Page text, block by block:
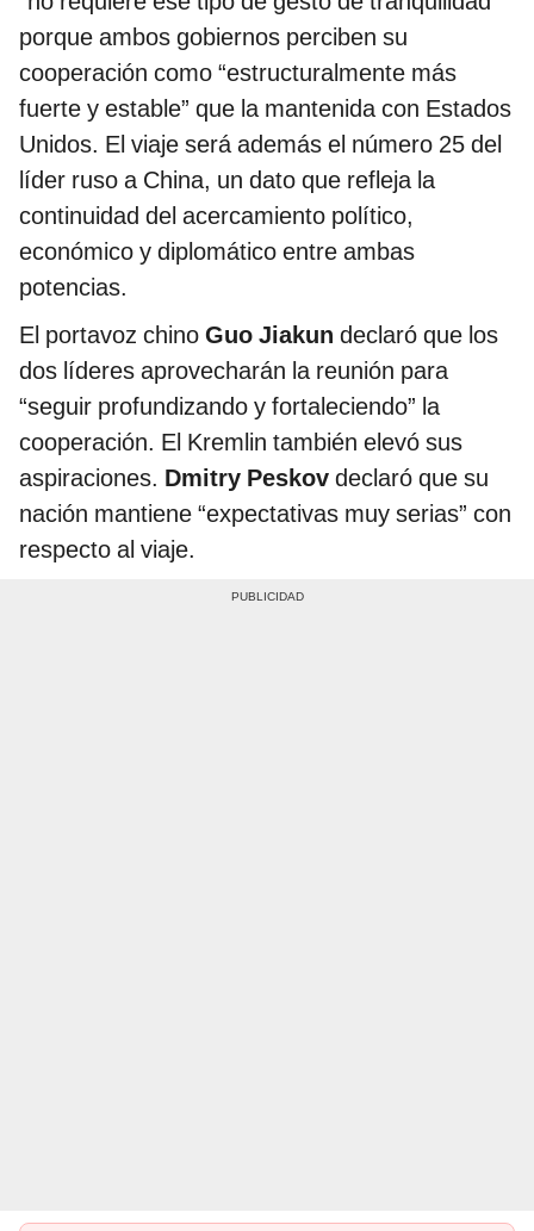
porque ambos gobiernos perciben su
cooperación como “estructuralmente más
fuerte y estable” que la mantenida con Estados
Unidos. El viaje será además el número 25 del
líder ruso a China, un dato que refleja la
continuidad del acercamiento político,
económico y diplomático entre ambas
potencias.
El portavoz chino Guo Jiakun declaró que los
dos líderes aprovecharán la reunión para
“seguir profundizando y fortaleciendo” la
cooperación. El Kremlin también elevó sus
aspiraciones. Dmitry Peskov declaró que su
nación mantiene “expectativas muy serias” con
respecto al viaje.